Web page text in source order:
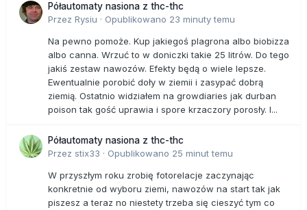
Półautomaty nasiona z thc-thc
Przez Rysiu · Opublikowano 23 minuty temu
Na pewno pomoże. Kup jakiegoś plagrona albo biobizza
albo canna. Wrzuć to w doniczki takie 25 litrów. Do tego
jakiś zestaw nawozów. Efekty będą o wiele lepsze.
Ewentualnie porobić doły w ziemii i zasypać dobrą
ziemią. Ostatnio widziałem na growdiaries jak durban
poison tak gość uprawia i spore krzaczory porosły. I...
Półautomaty nasiona z thc-thc
Przez stix33 · Opublikowano 25 minut temu
W przyszłym roku zrobię fotorelacje zaczynając
konkretnie od wyboru ziemi, nawozów na start tak jak
piszesz a teraz no niestety trzeba się cieszyć tym co